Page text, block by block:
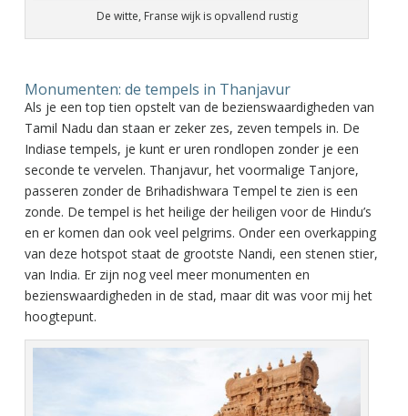
De witte, Franse wijk is opvallend rustig
Monumenten: de tempels in Thanjavur
Als je een top tien opstelt van de bezienswaardigheden van
Tamil Nadu dan staan er zeker zes, zeven tempels in. De
Indiase tempels, je kunt er uren rondlopen zonder je een
seconde te vervelen. Thanjavur, het voormalige Tanjore,
passeren zonder de Brihadishwara Tempel te zien is een
zonde. De tempel is het heilige der heiligen voor de Hindu’s
en er komen dan ook veel pelgrims. Onder een overkapping
van deze hotspot staat de grootste Nandi, een stenen stier,
van India. Er zijn nog veel meer monumenten en
bezienswaardigheden in de stad, maar dit was voor mij het
hoogtepunt.